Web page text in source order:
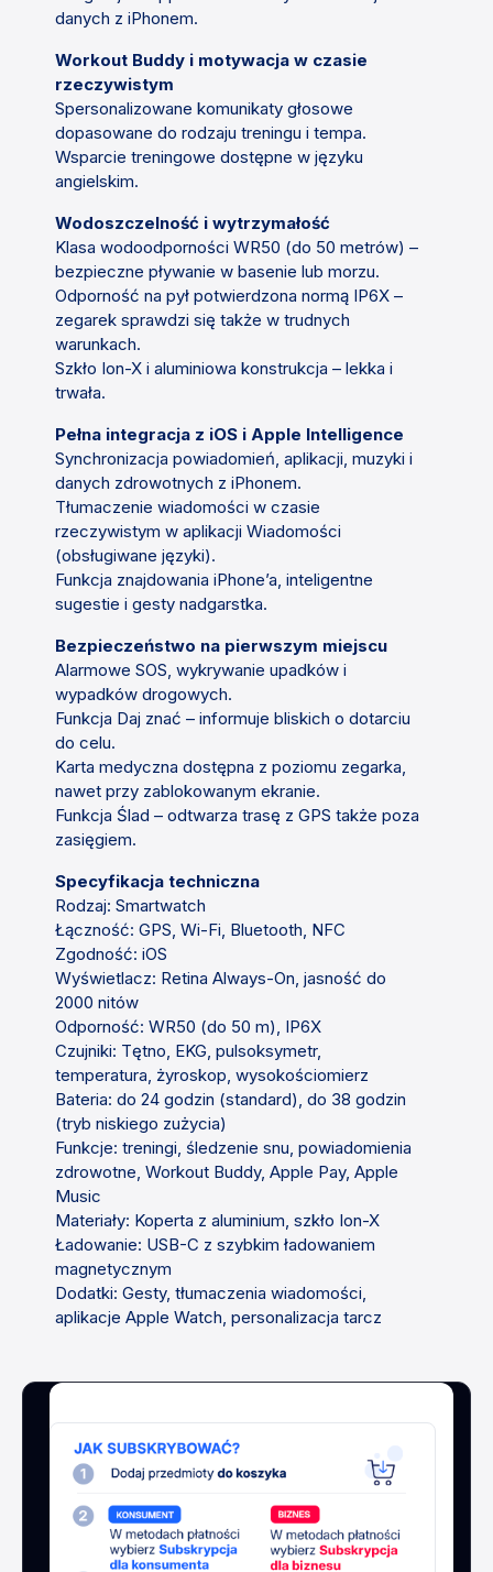
danych z iPhonem.
Workout Buddy i motywacja w czasie
rzeczywistym
Spersonalizowane komunikaty głosowe
dopasowane do rodzaju treningu i tempa.
Wsparcie treningowe dostępne w języku
angielskim.
Wodoszczelność i wytrzymałość
Klasa wodoodporności WR50 (do 50 metrów) –
bezpieczne pływanie w basenie lub morzu.
Odporność na pył potwierdzona normą IP6X –
zegarek sprawdzi się także w trudnych
warunkach.
Szkło Ion-X i aluminiowa konstrukcja – lekka i
trwała.
Pełna integracja z iOS i Apple Intelligence
Synchronizacja powiadomień, aplikacji, muzyki i
danych zdrowotnych z iPhonem.
Tłumaczenie wiadomości w czasie
rzeczywistym w aplikacji Wiadomości
(obsługiwane języki).
Funkcja znajdowania iPhone’a, inteligentne
sugestie i gesty nadgarstka.
Bezpieczeństwo na pierwszym miejscu
Alarmowe SOS, wykrywanie upadków i
wypadków drogowych.
Funkcja Daj znać – informuje bliskich o dotarciu
do celu.
Karta medyczna dostępna z poziomu zegarka,
nawet przy zablokowanym ekranie.
Funkcja Ślad – odtwarza trasę z GPS także poza
zasięgiem.
Specyfikacja techniczna
Rodzaj: Smartwatch
Łączność: GPS, Wi-Fi, Bluetooth, NFC
Zgodność: iOS
Wyświetlacz: Retina Always-On, jasność do
2000 nitów
Odporność: WR50 (do 50 m), IP6X
Czujniki: Tętno, EKG, pulsoksymetr,
temperatura, żyroskop, wysokościomierz
Bateria: do 24 godzin (standard), do 38 godzin
(tryb niskiego zużycia)
Funkcje: treningi, śledzenie snu, powiadomienia
zdrowotne, Workout Buddy, Apple Pay, Apple
Music
Materiały: Koperta z aluminium, szkło Ion-X
Ładowanie: USB-C z szybkim ładowaniem
magnetycznym
Dodatki: Gesty, tłumaczenia wiadomości,
aplikacje Apple Watch, personalizacja tarcz